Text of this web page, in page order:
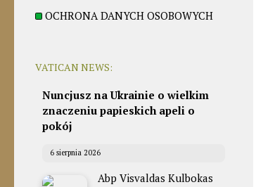
OCHRONA DANYCH OSOBOWYCH
VATICAN NEWS:
Nuncjusz na Ukrainie o wielkim
znaczeniu papieskich apeli o
pokój
6 sierpnia 2026
Abp Visvaldas Kulbokas